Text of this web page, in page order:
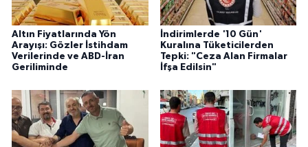
Altın Fiyatlarında Yön
Arayışı: Gözler İstihdam
Verilerinde ve ABD-İran
Geriliminde
İndirimlerde '10 Gün'
Kuralına Tüketicilerden
Tepki: "Ceza Alan Firmalar
İfşa Edilsin"